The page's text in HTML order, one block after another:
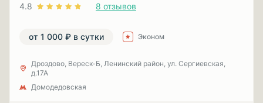
4.8 8 отзывов
от 1 000 ₽ в сутки Эконом
Дроздово, Вереск-Б, Ленинский район, ул. Сергиевская,
д.17А
Домодедовская